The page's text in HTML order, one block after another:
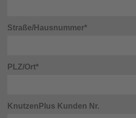
Straße/Hausnummer*
PLZ/Ort*
KnutzenPlus Kunden Nr.